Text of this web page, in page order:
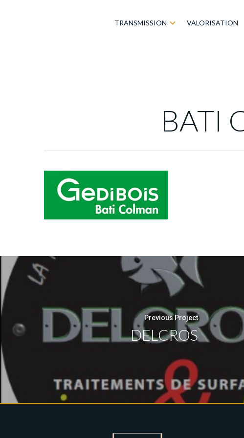
TRANSMISSION VALORISATION
BATI
Previous Project
DELCROS